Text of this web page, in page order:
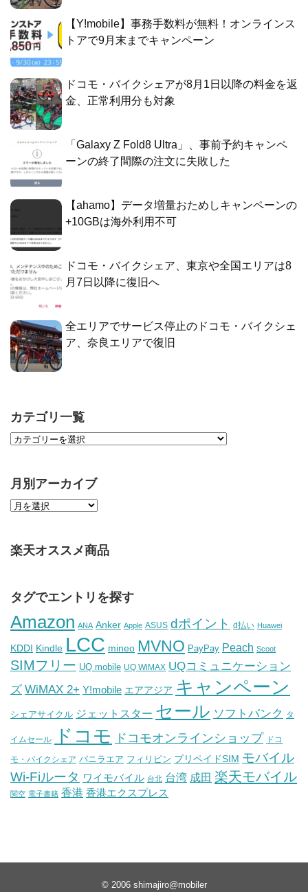
【Y!mobile】事務手数料が無料！オンラインス
トアで9月末までキャンペーン
ドコモ・バイクシェアが8月1日以降の料金を返
金、正常利用分も対象
「Galaxy Z Fold8 Ultra」、事前予約キャンペ
ーンの終了間際の注文に失敗した
【ahamo】データ増量おためしキャンペーンの
+10GBは海外利用不可
ドコモ・バイクシェア、東京や全国エリアは8
月7日以降に復旧へ
全エリアでサービス停止のドコモ・バイクシェ
ア、奈良エリアで復旧
カテゴリ一覧
月別アーカイブ
楽天オススメ商品
タグでエントリを探す
Amazon ANA Anker Apple ASUS dポイント d払い Huawei
KDDI Kindle LCC mineo MVNO PayPay Peach Scoot
SIMフリー UQ mobile UQ WiMAX UQコミュニケーション
ズ WiMAX 2+ Y!mobile エアアジア キャンペーン
シェアサイクル ジェットスター セール ソフトバンク タ
イムセール ドコモ ドコモオンラインショップ ドコ
モ・バイクシェア バニラエア フィリピン プリペイドSIM モバイル
Wi-Fiルータ ワイモバイル 台北 台湾 成田 楽天モバイル
関空 電子書籍 香港 香港エクスプレス
© 2006 shimajiro@mobiler